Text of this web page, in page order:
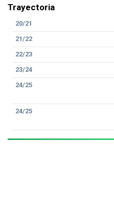
Trayectoria
20/21
21/22
22/23
23/24
24/25
24/25